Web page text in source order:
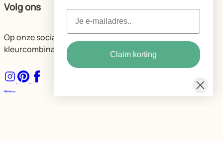
Volg ons
Op onze socials delen we volop ideeën voor de mooiste
kleurcombinaties en ruimtes.Claim korting